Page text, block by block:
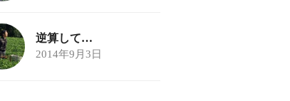
逆算して…
2014年9月3日